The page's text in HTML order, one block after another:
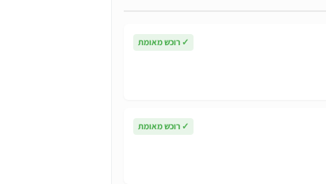
✓ רוכש מאומת
✓ רוכש מאומת